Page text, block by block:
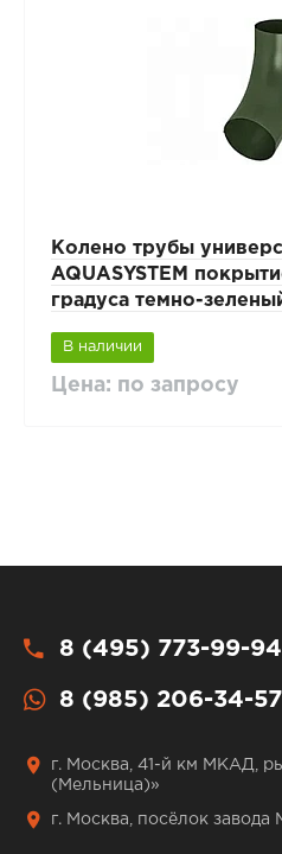
Колено трубы
AQUASYSTEM
градуса темно-
В наличии
Цена: по запросу
8 (495) 773-99-94
8 (985) 206-34-57
г. Москва, 41-й км МКАД,
(Мельница)»
г. Москва, посёлок завода